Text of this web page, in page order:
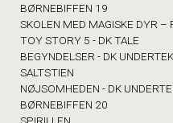
BØRNEBIFFEN 19
SKOLEN MED MAGISKE DYR –
TOY STORY 5 - DK TALE
BEGYNDELSER - DK
SALTSTIEN
NØJSOMHEDEN - DK
BØRNEBIFFEN 20
SPIRILLEN